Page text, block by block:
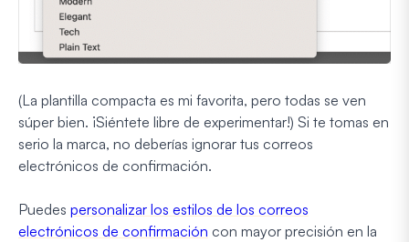
(La plantilla compacta es mi favorita, pero todas se ven
súper bien. ¡Siéntete libre de experimentar!) Si te tomas en
serio la marca, no deberías ignorar tus correos
electrónicos de confirmación.
Puedes personalizar los estilos de los correos
electrónicos de confirmación con mayor precisión en la